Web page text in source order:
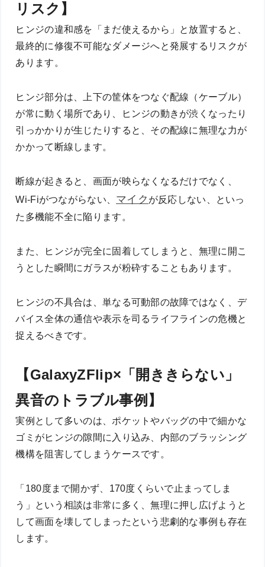
リスク】
ヒンジの違和感を「まだ使えるから」と放置すると、
最終的に修復不可能なダメージへと発展するリスクが
あります。
ヒンジ部分は、上下の筐体をつなぐ配線（ケーブル）
が常に動く場所であり、ヒンジの動きが渋くなったり
引っかかりが生じたりすると、その配線に無理な力が
かかって断線します。
断線が起きると、画面が映らなくなるだけでなく、
Wi-Fiがつながらない、 マイク が反応しない、といっ
た多機能不全に陥ります。
また、ヒンジが完全に固着してしまうと、無理に開こ
うとした瞬間にガラスが粉砕することもあります。
ヒンジの不具合は、単なる可動部の故障ではなく、デ
バイス全体の通信や表示を司るライフラインの危機と
捉えるべきです。
【GalaxyZFlip×「開ききらない」
異音のトラブル事例】
実例として多いのは、ポケットやバッグの中で細かな
ゴミがヒンジの隙間に入り込み、内部のブラッシング
機構を阻害してしまうケースです。
「180度まで開かず、170度くらいで止まってしま
う」という相談は非常に多く、無理に押し広げようと
して画面を壊してしまったという悲劇的な事例も存在
します。